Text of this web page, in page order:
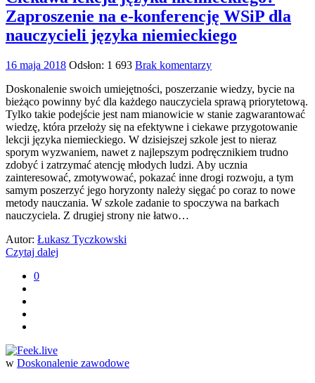
Zaproszenie na e-konferencję WSiP dla
nauczycieli języka niemieckiego
16 maja 2018 Odsłon: 1 693 Brak komentarzy
Doskonalenie swoich umiejętności, poszerzanie wiedzy, bycie na
bieżąco powinny być dla każdego nauczyciela sprawą priorytetową.
Tylko takie podejście jest nam mianowicie w stanie zagwarantować
wiedzę, która przełoży się na efektywne i ciekawe przygotowanie
lekcji języka niemieckiego. W dzisiejszej szkole jest to nieraz
sporym wyzwaniem, nawet z najlepszym podręcznikiem trudno
zdobyć i zatrzymać atencję młodych ludzi. Aby ucznia
zainteresować, zmotywować, pokazać inne drogi rozwoju, a tym
samym poszerzyć jego horyzonty należy sięgać po coraz to nowe
metody nauczania. W szkole zadanie to spoczywa na barkach
nauczyciela. Z drugiej strony nie łatwo…
Autor: Łukasz Tyczkowski
Czytaj dalej
0
w Doskonalenie zawodowe